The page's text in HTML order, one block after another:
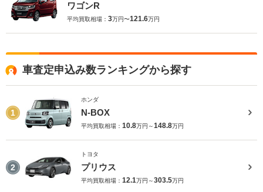
ワゴンR
平均買取相場： 3万円〜121.6万円
車査定申込み数ランキングから探す
1
ホンダ
N-BOX
平均買取相場： 10.8万円～148.8万円
2
トヨタ
プリウス
平均買取相場： 12.1万円～303.5万円